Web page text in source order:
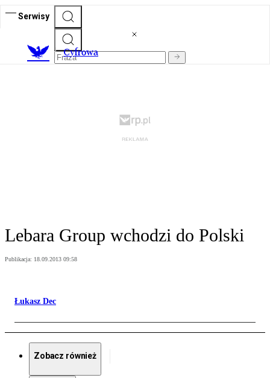
Serwisy
Cyfrowa
Lebara Group wchodzi do Polski
Publikacja: 18.09.2013 09:58
Łukasz Dec
Zobacz również